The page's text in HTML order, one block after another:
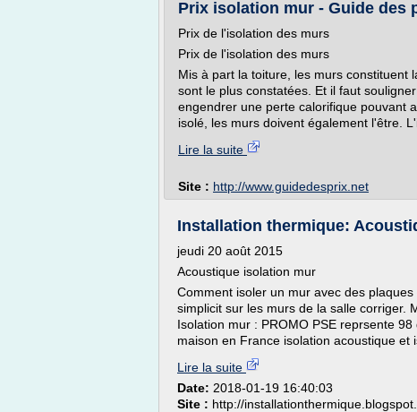
Prix isolation mur - Guide des
Prix de l'isolation des murs
Prix de l'isolation des murs
Mis à part la toiture, les murs constituent
sont le plus constatées. Et il faut
engendrer une perte calorifique pouvant
isolé, les murs doivent également l'être.
Lire la suite
Site : http://www.guidedesprix.net
Installation thermique:
jeudi 20 août 2015
Acoustique isolation mur
Comment isoler un mur avec des
simplicit sur les murs de la salle corriger.
Isolation mur : PROMO PSE reprsente
maison en France isolation acoustique et
Lire la suite
Date: 2018-01-19 16:40:03
Site : http://